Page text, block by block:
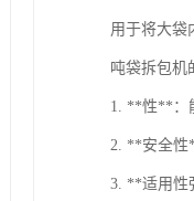
用于将大袋
吨袋拆包机
1. **性**：
2. **安全性
3. **适用性